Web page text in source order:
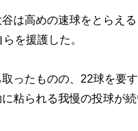
は高めの速球をとらえ
を援護した。
ったものの、22球を要
粘られる我慢の投球が続